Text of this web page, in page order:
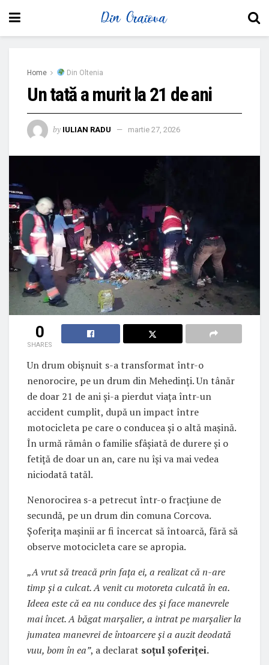
Home Din Oltenia
Un tată a murit la 21 de ani
by IULIAN RADU martie 27, 2026
0
SHARES
Un drum obişnuit s-a transformat într-o
nenorocire, pe un drum din Mehedinţi. Un tânăr
de doar 21 de ani şi-a pierdut viaţa într-un
accident cumplit, după un impact între
motocicleta pe care o conducea şi o altă maşină.
În urmă rămân o familie sfâşiată de durere şi o
fetiţă de doar un an, care nu îşi va mai vedea
niciodată tatăl.
Nenorocirea s-a petrecut într-o fracţiune de
secundă, pe un drum din comuna Corcova.
Şoferiţa maşinii ar fi încercat să întoarcă, fără să
observe motocicleta care se apropia.
„A vrut să treacă prin faţa ei, a realizat că n-are
timp şi a culcat. A venit cu motoreta culcată în ea.
Ideea este că ea nu conduce des şi face manevrele
mai încet. A băgat marşalier, a intrat pe marşalier la
jumatea manevrei de întoarcere şi a auzit deodată
vuu, bom în ea”, a declarat soţul şoferiţei.